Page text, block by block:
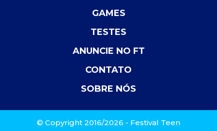
GAMES
TESTES
ANUNCIE NO FT
CONTATO
SOBRE NÓS
© Copyright 2016/2026 - Festival Teen